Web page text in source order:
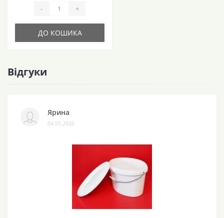
- +
ДО КОШИКА
Відгуки
Ярина
04.05.2026